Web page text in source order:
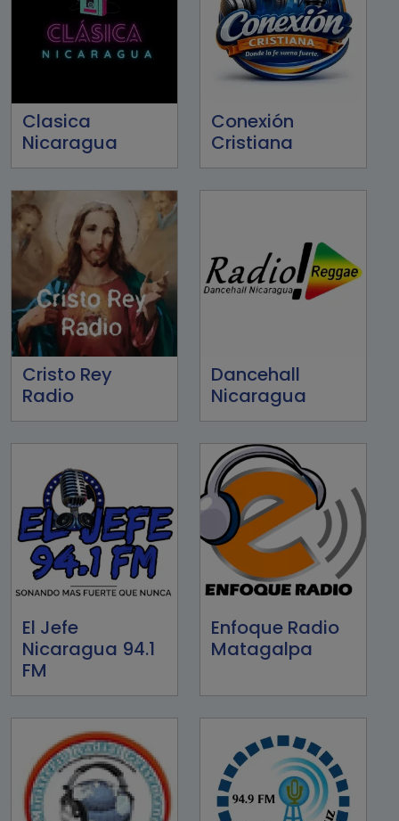
Clasica
Nicaragua
Conexión
Cristiana
Cristo Rey
Radio
Dancehall
Nicaragua
El Jefe
Nicaragua 94.1
FM
Enfoque Radio
Matagalpa